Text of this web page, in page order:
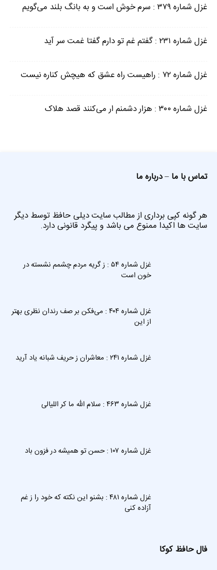
غزل شماره ۳۷۹ : سرم خوش است و به بانگ بلند می‌گویم
غزل شماره ۲۳۱ : گفتم غم تو دارم گفتا غمت سر آید
غزل شماره ۷۲ : راهیست راه عشق که هیچش کناره نیست
غزل شماره ۳۰۰ : هزار دشمنم ار می‌کنند قصد هلاک
تماس با ما –درباره ما
هر گونه کپی برداری از مطالب سایت دیلی حافظ توسط دیگر
سایت ها اکیدا ممنوع می باشد و پیگرد قانونی دارد.
غزل شماره ۵۴ : ز گریه مردم چشمم نشسته در
خون است
غزل شماره ۴۰۴ : می‌فکن بر صف رندان نظری بهتر
از این
غزل شماره ۲۴۱ : معاشران ز حریف شبانه یاد آرید
غزل شماره ۴۶۳ : سلام الله ما کر اللیالی
غزل شماره ۱۰۷ : حسن تو همیشه در فزون باد
غزل شماره ۴۸۱ : بشنو این نکته که خود را ز غم
آزاده کنی
فال حافظ کوکا